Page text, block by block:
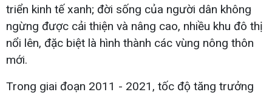
triển kinh tế xanh; đời sống của người dân không
ngừng được cải thiện và nâng cao, nhiều khu đô thị
nổi lên, đặc biệt là hình thành các vùng nông thôn
mới.
Trong giai đoạn 2011 - 2021, tốc độ tăng trưởng